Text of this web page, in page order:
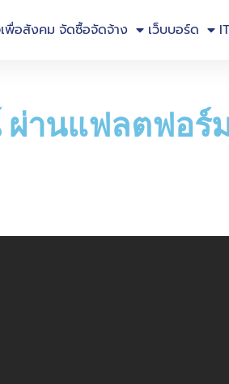
พื่อสังคม จัดซื้อจัดจ้าง เว็บบอร์ด
ผ่านแฟลตฟอร์